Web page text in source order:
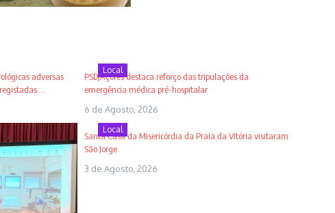
adversas
...
Local
PSD/Açores destaca reforço das tripulações da
emergência médica pré-hospitalar
6 de Agosto, 2026
Local
Santa Casa da Misericórdia da Praia da Vitória visitaram
São Jorge
3 de Agosto, 2026